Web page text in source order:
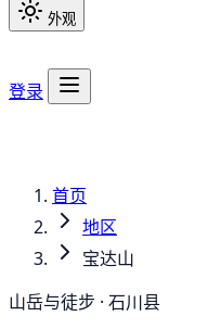
外观
登录
首页
地区
宝达山
山岳与徒步 · 石川县